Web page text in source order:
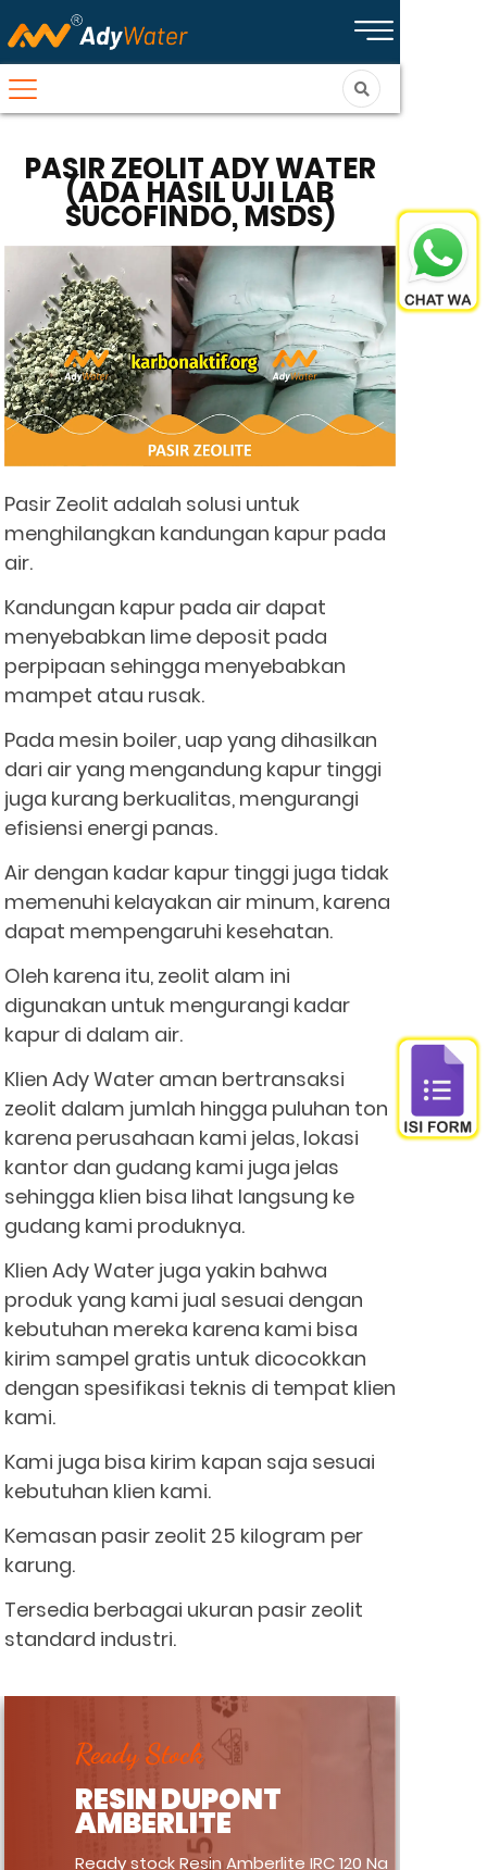
PASIR ZEOLIT ADY WATER
(ADA HASIL UJI LAB
SUCOFINDO, MSDS)
Pasir Zeolit adalah solusi untuk
menghilangkan kandungan kapur pada
air.
Kandungan kapur pada air dapat
menyebabkan lime deposit pada
perpipaan sehingga menyebabkan
mampet atau rusak.
Pada mesin boiler, uap yang dihasilkan
dari air yang mengandung kapur tinggi
juga kurang berkualitas, mengurangi
efisiensi energi panas.
Air dengan kadar kapur tinggi juga tidak
memenuhi kelayakan air minum, karena
dapat mempengaruhi kesehatan.
Oleh karena itu, zeolit alam ini
digunakan untuk mengurangi kadar
kapur di dalam air.
Klien Ady Water aman bertransaksi
zeolit dalam jumlah hingga puluhan ton
karena perusahaan kami jelas, lokasi
kantor dan gudang kami juga jelas
sehingga klien bisa lihat langsung ke
gudang kami produknya.
Klien Ady Water juga yakin bahwa
produk yang kami jual sesuai dengan
kebutuhan mereka karena kami bisa
kirim sampel gratis untuk dicocokkan
dengan spesifikasi teknis di tempat klien
kami.
Kami juga bisa kirim kapan saja sesuai
kebutuhan klien kami.
Kemasan pasir zeolit 25 kilogram per
karung.
Tersedia berbagai ukuran pasir zeolit
standard industri.
Ready Stock
RESIN DUPONT
AMBERLITE
Ready stock Resin Amberlite IRC 120 Na